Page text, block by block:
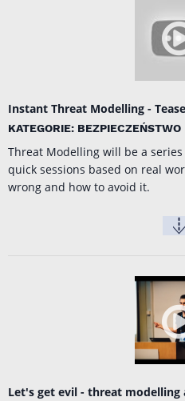
Instant Threat Modelling -
KATEGORIE: BEZPIECZEŃSTWO
Threat Modelling will be a
quick sessions based on real
wrong and how to avoid it.
Let's get evil - threat modelling